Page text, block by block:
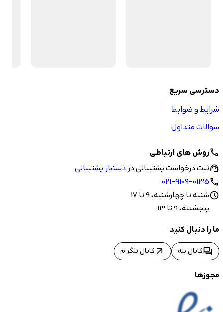
دسترسی سریع
شرایط و ضوابط
سوالات متداول
callروش های ارتباطی
support_agentثبت درخواست پشتیبانی دردستیار پشتیبانی
call
021-9109-0135
scheduleشنبه تا چهارشنبه، 9 تا 17
پنجشنبه، 9 تا 13
ما را دنبال کنید
forumکانال بله arrow_outward کانال تلگرام
مجوزها